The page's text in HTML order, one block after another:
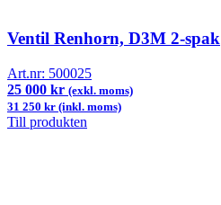
Ventil Renhorn, D3M 2-spak
Art.nr: 500025
25 000 kr (exkl. moms)
31 250 kr (inkl. moms)
Till produkten